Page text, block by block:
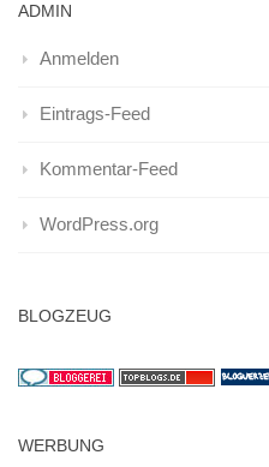
ADMIN
Anmelden
Eintrags-Feed
Kommentar-Feed
WordPress.org
BLOGZEUG
WERBUNG